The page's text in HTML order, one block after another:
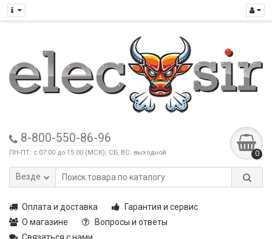
8-800-550-86-96
ПН-ПТ: с 07:00 до 15:00 (МСК); СБ, ВС: выходной 0
Везде
Оплата и доставка
Гарантия и сервис
О магазине
Вопросы и ответы